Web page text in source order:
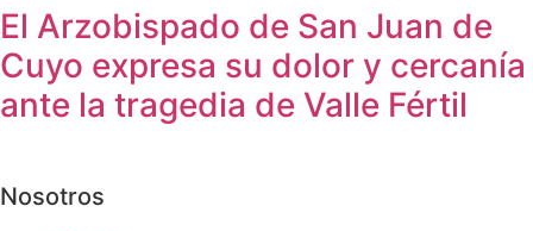
El Arzobispado de San Juan de
Cuyo expresa su dolor y cercanía
ante la tragedia de Valle Fértil
Nosotros